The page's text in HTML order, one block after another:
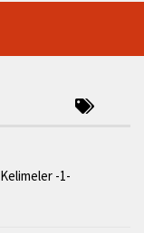
-1-